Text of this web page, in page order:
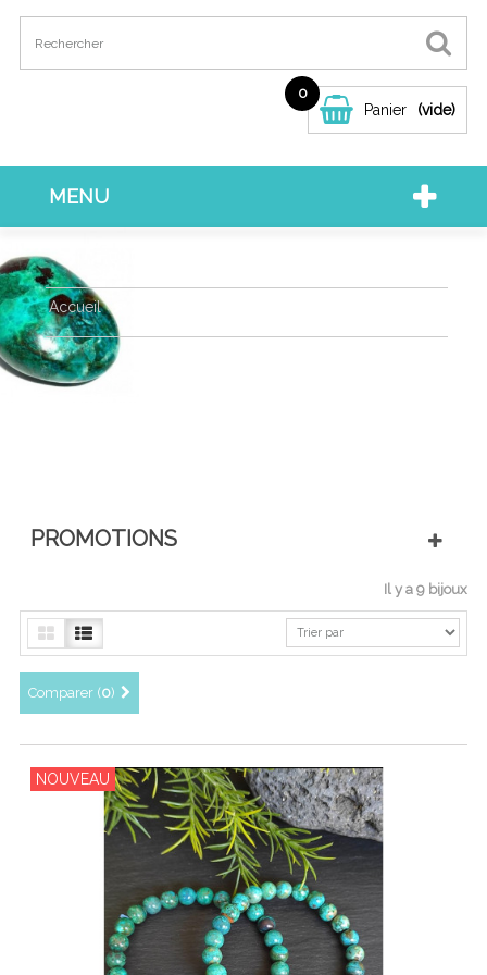
Panier
0
(vide)
MENU
Accueil
PROMOTIONS
Il y a 9 bijoux
Comparer (0)
NOUVEAU